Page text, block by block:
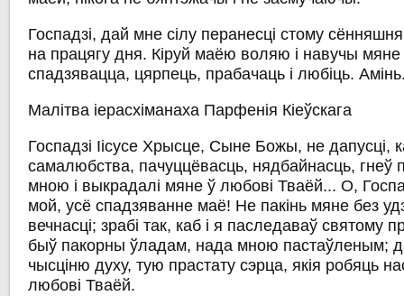
Госпадзі, дай мне сілу перанесці стому
на працягу дня. Кіруй маёю воляю і навучы
спадзявацца, цярпець, прабачаць і любіць.
Малітва іерасхіманаха Парфенія Кіеўскага
Госпадзі Іісусе Хрысце, Сыне Божы, не дапусці,
самалюбства, пачуццёвасць, нядбайнасць, гнеў
мною і выкрадалі мяне ў любові Тваёй... О,
мой, усё спадзяванне маё! Не пакінь мяне без
вечнасці; зрабі так, каб і я паследаваў святому
быў пакорны ўладам, нада мною пастаўленым;
чысціню духу, тую прастату сэрца, якія робяць
любові Тваёй.